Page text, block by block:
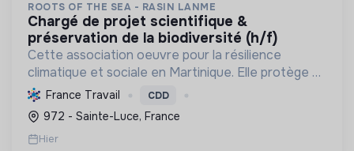
ROOTS OF THE SEA - RASIN LANME
chargé de projet scientifique &
préservation de la biodiversité (h/f)
Cette association oeuvre pour la résilience
climatique et sociale en Martinique. Elle protège et
restaure les écosystèmes marins et côtiers,
sensibilise le public et mobilise les citoyens pour un
aven...
France Travail CDD
972 - Sainte-Luce, France
Hier